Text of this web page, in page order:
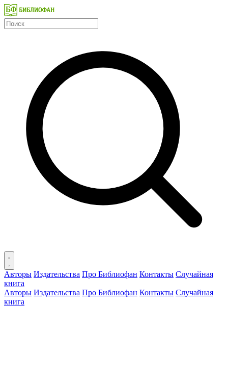
Авторы Издательства Про Библиофан Контакты Случайная
книга
Авторы Издательства Про Библиофан Контакты Случайная
книга